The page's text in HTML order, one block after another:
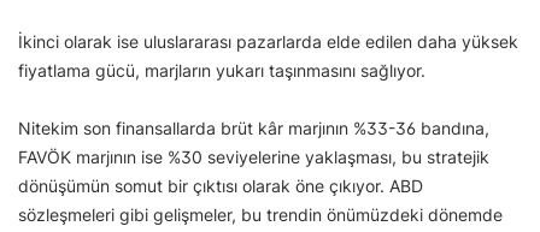
İkinci olarak ise uluslararası pazarlarda elde edilen daha yüksek
fiyatlama gücü, marjların yukarı taşınmasını sağlıyor.
Nitekim son finansallarda brüt kâr marjının %33-36 bandına,
FAVÖK marjının ise %30 seviyelerine yaklaşması, bu stratejik
dönüşümün somut bir çıktısı olarak öne çıkıyor. ABD
sözleşmeleri gibi gelişmeler, bu trendin önümüzdeki dönemde